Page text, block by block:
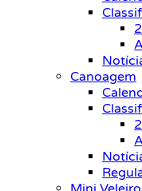
Canoagem